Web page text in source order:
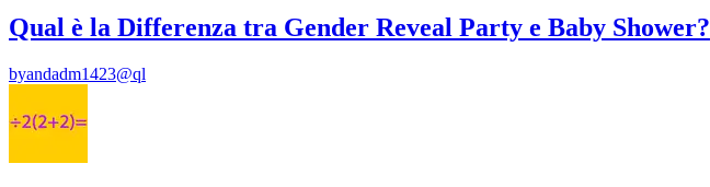
Qual è la Differenza tra Gender Reveal Party e Baby Shower?
byandadm1423@ql